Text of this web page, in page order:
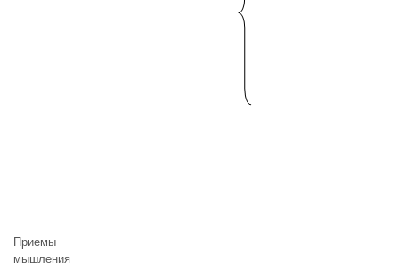
Приемы
мышления